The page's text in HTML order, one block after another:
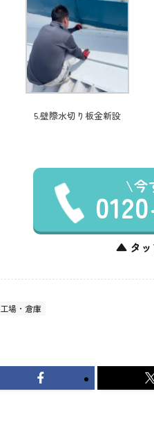
5.壁際水切り板金新設
今
▲ タッ
工場・倉庫